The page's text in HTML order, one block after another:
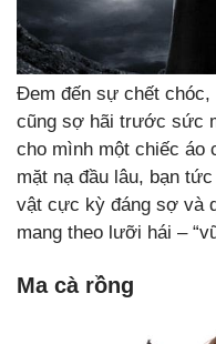
Đem đến sự chết chóc,
cũng sợ hãi trước sức
cho mình một chiếc áo
mặt nạ đầu lâu, bạn
vật cực kỳ đáng sợ và
mang theo lưỡi hái –
Ma cà rồng